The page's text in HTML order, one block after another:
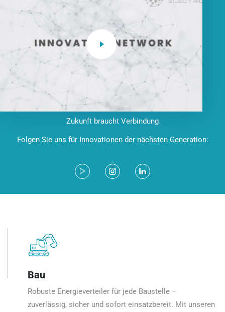
Zukunft braucht Verbindung
Folgen Sie uns für Innovationen der nächsten Generation:
Bau
Robuste Energieverteiler für jede Baustelle –
zuverlässig, sicher und sofort einsatzbereit. Mit unseren